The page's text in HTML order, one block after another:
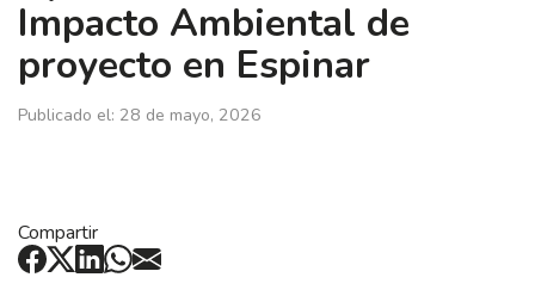
Impacto Ambiental de
proyecto en Espinar
Publicado el: 28 de mayo, 2026
Compartir